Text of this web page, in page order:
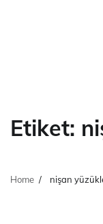
Etiket:
Home nişan